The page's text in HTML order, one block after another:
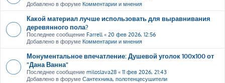
Добавлено в форуме Комментарии и мнения
Какой материал лучше использовать для выравнивания
деревянного пола?
Последнее сообщение Farrell « 20 фев 2026, 12:56
Добавлено в форуме Комментарии и мнения
Монументальное впечатление: Душевой уголок 100х100 от
"Дана Ванна"
Последнее сообщение miloslava28 « 11 фев 2026, 21:43
Добавлено в форуме Сантехника, полотенцесушители